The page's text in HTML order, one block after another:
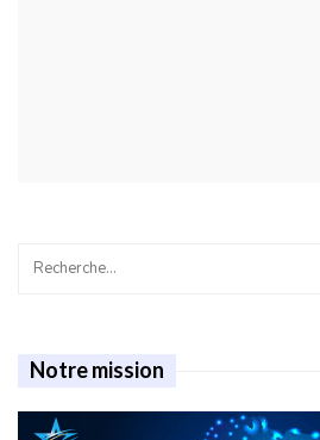
Notre mission